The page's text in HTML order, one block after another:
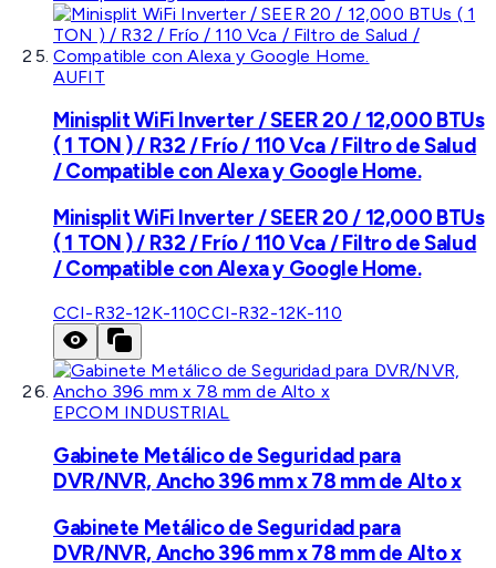
AUFIT
Minisplit WiFi Inverter / SEER 20 / 12,000 BTUs
( 1 TON ) / R32 / Frío / 110 Vca / Filtro de Salud
/ Compatible con Alexa y Google Home.
Minisplit WiFi Inverter / SEER 20 / 12,000 BTUs
( 1 TON ) / R32 / Frío / 110 Vca / Filtro de Salud
/ Compatible con Alexa y Google Home.
CCI-R32-12K-110CCI-R32-12K-110
EPCOM INDUSTRIAL
Gabinete Metálico de Seguridad para
DVR/NVR, Ancho 396 mm x 78 mm de Alto x
Gabinete Metálico de Seguridad para
DVR/NVR, Ancho 396 mm x 78 mm de Alto x